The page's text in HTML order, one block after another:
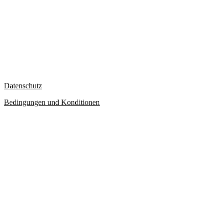
Datenschutz
Bedingungen und Konditionen